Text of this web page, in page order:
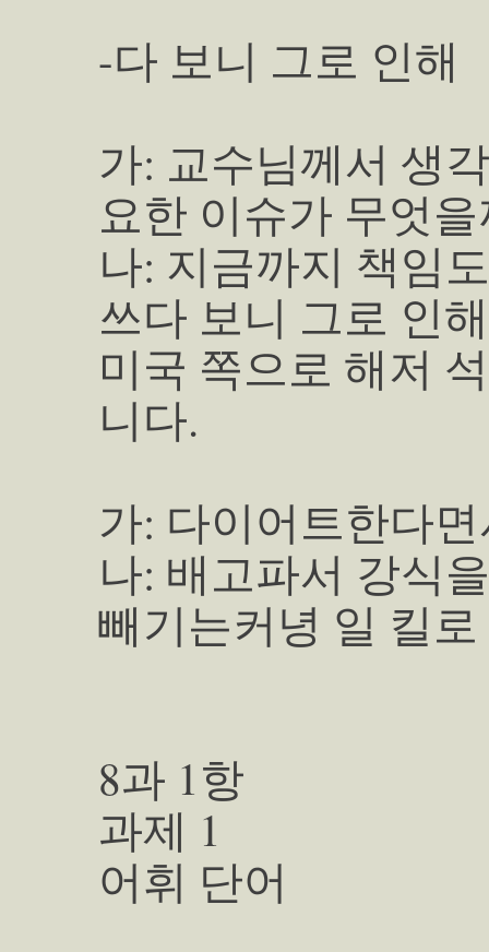
-다 보니 그로 인해
가: 교수님께서 생
요한 이슈가 무엇
나: 지금까지 책임
쓰다 보니 그로 인
미국 쪽으로 해저
니다.
가: 다이어트한다
나: 배고파서 강식
빼기는커녕 일 킬
8과 1항
과제 1
어휘 단어